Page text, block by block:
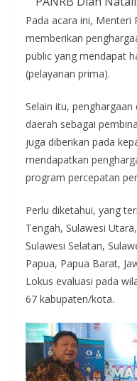
Pada acara ini, Menteri
memberikan
public yang mendapat
(pelayanan prima).
Selain itu,
daerah sebagai
juga diberikan pada
mendapatkan
program percepatan
Perlu diketahui, yang
Tengah, Sulawesi
Sulawesi Selatan,
Papua, Papua Barat,
Lokus evaluasi pada
67 kabupaten/kota.